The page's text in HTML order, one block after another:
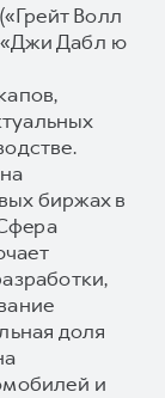
Волл
Дабл ю
биржах в
доля
и